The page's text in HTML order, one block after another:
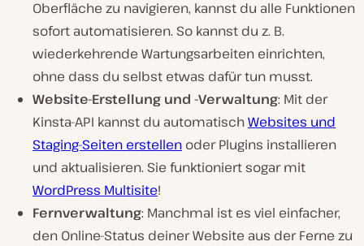
Oberfläche zu navigieren, kannst du alle Funktionen
sofort automatisieren. So kannst du z. B.
wiederkehrende Wartungsarbeiten einrichten,
ohne dass du selbst etwas dafür tun musst.
Website-Erstellung und -Verwaltung: Mit der
Kinsta-API kannst du automatischWebsites und
Staging-Seiten erstellen oder Plugins installieren
und aktualisieren. Sie funktioniert sogar mit
WordPress Multisite!
Fernverwaltung: Manchmal ist es viel einfacher,
den Online-Status deiner Website aus der Ferne zu